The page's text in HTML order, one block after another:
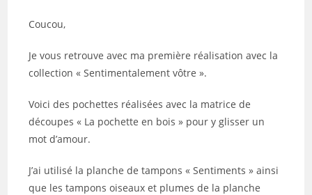
Coucou,
Je vous retrouve avec ma première réalisation avec la
collection « Sentimentalement vôtre ».
Voici des pochettes réalisées avec la matrice de
découpes « La pochette en bois » pour y glisser un
mot d’amour.
J’ai utilisé la planche de tampons « Sentiments » ainsi
que les tampons oiseaux et plumes de la planche